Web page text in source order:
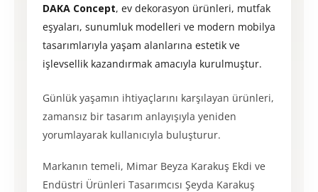
DAKA Concept, ev dekorasyon ürünleri, mutfak
eşyaları, sunumluk modelleri ve modern mobilya
tasarımlarıyla yaşam alanlarına estetik ve
işlevsellik kazandırmak amacıyla kurulmuştur.
Günlük yaşamın ihtiyaçlarını karşılayan ürünleri,
zamansız bir tasarım anlayışıyla yeniden
yorumlayarak kullanıcıyla buluşturur.
Markanın temeli, Mimar Beyza Karakuş Ekdi ve
Endüstri Ürünleri Tasarımcısı Şeyda Karakuş